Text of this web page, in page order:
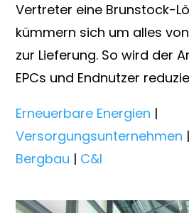
Vertreter eine Brunstock-
kümmern sich um alles
zur Lieferung. So wird der
EPCs und Endnutzer
Erneuerbare Energien |
Versorgungsunternehmen |
Bergbau | C&I